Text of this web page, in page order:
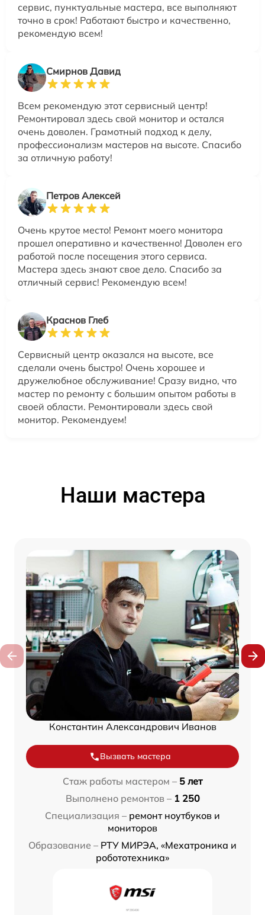
сервис, пунктуальные мастера, все выполняют
точно в срок! Работают быстро и качественно,
рекомендую всем!
Смирнов Давид
Всем рекомендую этот сервисный центр!
Ремонтировал здесь свой монитор и остался
очень доволен. Грамотный подход к делу,
профессионализм мастеров на высоте. Спасибо
за отличную работу!
Петров Алексей
Очень крутое место! Ремонт моего монитора
прошел оперативно и качественно! Доволен его
работой после посещения этого сервиса.
Мастера здесь знают свое дело. Спасибо за
отличный сервис! Рекомендую всем!
Краснов Глеб
Сервисный центр оказался на высоте, все
сделали очень быстро! Очень хорошее и
дружелюбное обслуживание! Сразу видно, что
мастер по ремонту с большим опытом работы в
своей области. Ремонтировали здесь свой
монитор. Рекомендуем!
Наши мастера
Константин Александрович Иванов
Вызвать мастера
Стаж работы мастером – 5 лет
Выполнено ремонтов – 1 250
Специализация – ремонт ноутбуков и
мониторов
Образование – РТУ МИРЭА, «Мехатроника и
робототехника»